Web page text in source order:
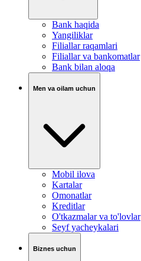
Bank haqida
Yangiliklar
Filiallar raqamlari
Filiallar va bankomatlar
Bank bilan aloqa
Men va oilam uchun
Mobil ilova
Kartalar
Omonatlar
Kreditlar
O'tkazmalar va to'lovlar
Seyf yacheykalari
Biznes uchun